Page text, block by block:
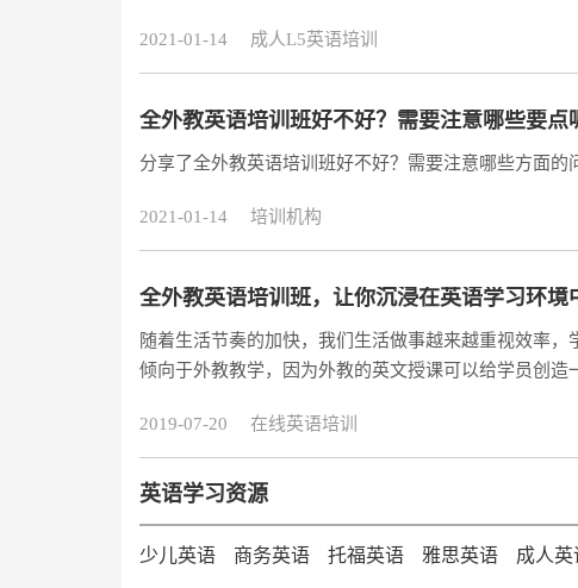
名的培训机构，感觉阿卡索外教网好像比其他家的更
动式一对一教学，小孩很喜欢，上课视频可以录制，方
2021-01-14 成人L5英语培训
全外教英语培训班好不好？需要注意哪些要点
分享了全外教英语培训班好不好？需要注意哪些方面的
2021-01-14 培训机构
全外教英语培训班，让你沉浸在英语学习环境
随着生活节奏的加快，我们生活做事越来越重视效率
倾向于外教教学，因为外教的英文授课可以给学员创
2019-07-20
在线英语培训
英语学习资源
少儿英语 商务英语 托福英语 雅思英语 成人英